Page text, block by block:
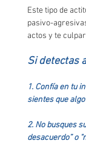
Este tipo de
pasivo-
actos y te
Si detectas
1. Confía en tu
sientes que
2. No busques
desacuerdo” o